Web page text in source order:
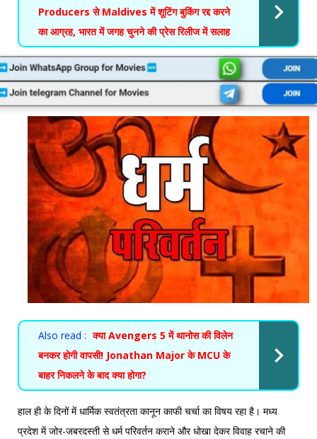
Producers से Maldives में शूटिंग बुकिंग रद्द करने
का आग्रह, भारत में जगह चुनने की प्रेस रिलीज में सलाह
Also read : क्या Avengers 5 में थानोस की विलेन
बनकर होगी वापसी! Jonathan Major के MCU के
बाहर निकलने के बाद क्या होगा?
हाल ही के दिनों में धार्मिक स्वतंत्रता कानून काफी चर्चा का विषय रहा है। मध्य
प्रदेश में जोर-जबरदस्ती से धर्म परिवर्तन कराने और धोखा देकर विवाह रचाने की